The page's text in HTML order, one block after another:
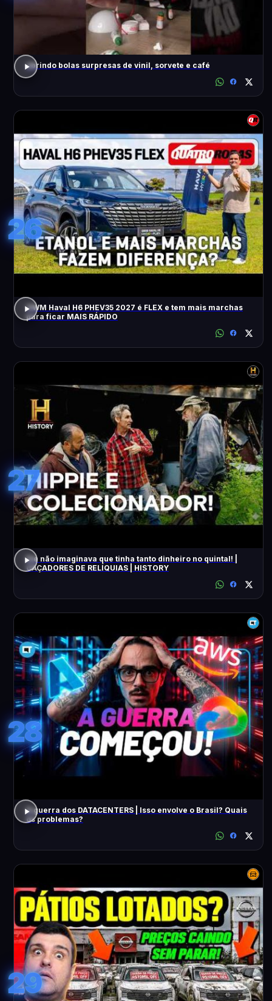
abrindo bolas surpresas de vinil, sorvete e café
26
GWM Haval H6 PHEV35 2027 é FLEX e tem mais marchas
para ficar MAIS RÁPIDO
27
Ele não imaginava que tinha tanto dinheiro no quintal! |
CAÇADORES DE RELÍQUIAS | HISTORY
28
A guerra dos DATACENTERS | Isso envolve o Brasil? Quais
os problemas?
29